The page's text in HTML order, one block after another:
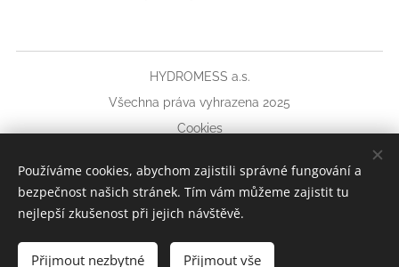
HYDROMESS a.s.
Všechna práva vyhrazena 2025
Cookies
Jazyky
Čeština
Slovenčina
Měna
Používáme cookies, abychom zajistili správné fungování a
bezpečnost našich stránek. Tím vám můžeme zajistit tu
nejlepší zkušenost při jejich návštěvě.
Přijmout nezbytné Přijmout vše